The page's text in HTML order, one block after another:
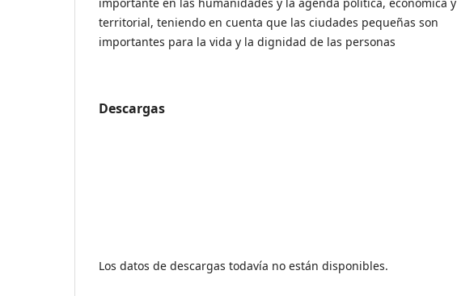
territorial, teniendo en cuenta que las ciudades pequeñas son
importantes para la vida y la dignidad de las personas
Descargas
Los datos de descargas todavía no están disponibles.